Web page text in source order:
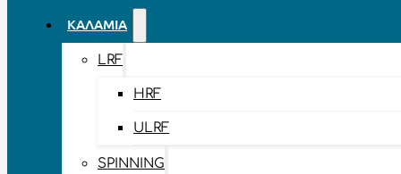
ΚΑΛΆΜΙΑ
LRF
HRF
ULRF
SPINNING